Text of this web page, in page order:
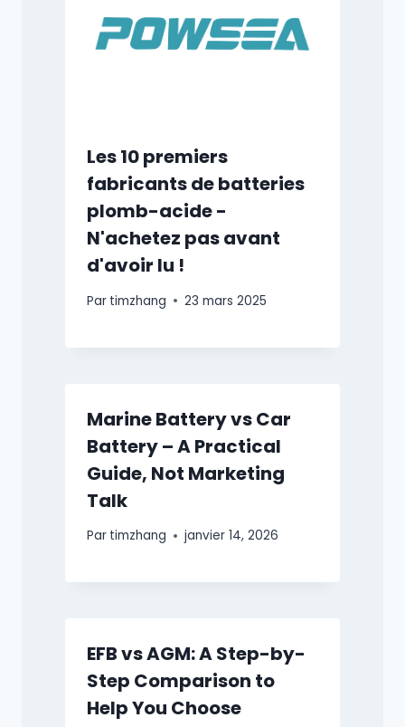
Les 10 premiers
fabricants de batteries
plomb-acide -
N'achetez pas avant
d'avoir lu !
Par timzhang 23 mars 2025
Marine Battery vs Car
Battery – A Practical
Guide, Not Marketing
Talk
Par timzhang janvier 14, 2026
EFB vs AGM: A Step-by-
Step Comparison to
Help You Choose